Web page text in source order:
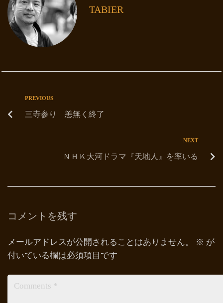
TABIER
PREVIOUS
三寺参り 恙無く終了
NEXT
ＮＨＫ大河ドラマ『天地人』を率いる
コメントを残す
メールアドレスが公開されることはありません。 ※ が
付いている欄は必須項目です